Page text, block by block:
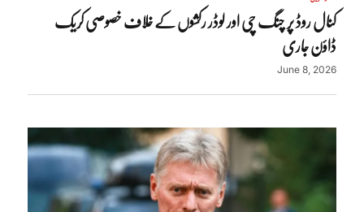
کنال روڈ پر چنگ چی اور لوڈر رکشوں کے خلاف خصوصی کریک
ڈاؤن جاری
June 8, 2026